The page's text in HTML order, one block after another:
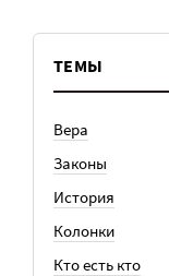
ТЕМЫ
Вера
Законы
История
Колонки
Кто есть кто